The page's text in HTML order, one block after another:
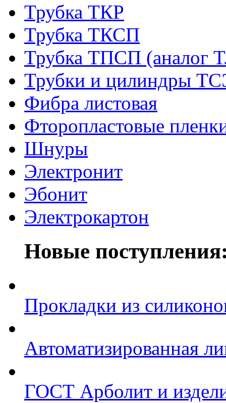
Трубка ТКР
Трубка ТКСП
Трубка ТПСП (аналог
Трубки и цилиндры
Фибра листовая
Фторопластовые
Шнуры
Электронит
Эбонит
Электрокартон
Новые
Прокладки из
Автоматизированная
ГОСТ Арболит и